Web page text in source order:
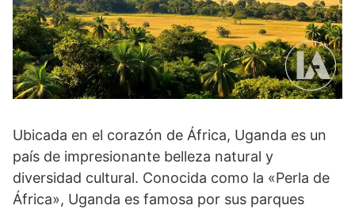
Ubicada en el corazón de África, Uganda es un
país de impresionante belleza natural y
diversidad cultural. Conocida como la «Perla de
África», Uganda es famosa por sus parques